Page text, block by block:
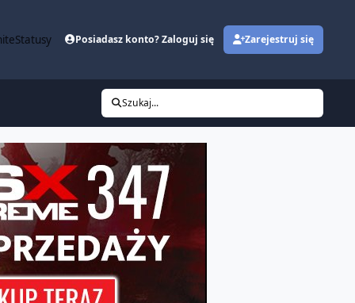
Statusy Posiadasz konto? Zaloguj się Zarejestruj się
Szukaj...